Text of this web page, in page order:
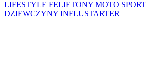
LIFESTYLE FELIETONY MOTO SPORT
DZIEWCZYNY INFLUSTARTER